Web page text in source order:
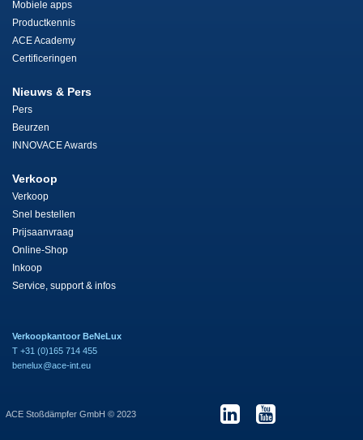
Mobiele apps
Productkennis
ACE Academy
Certificeringen
Nieuws & Pers
Pers
Beurzen
INNOVACE Awards
Verkoop
Verkoop
Snel bestellen
Prijsaanvraag
Online-Shop
Inkoop
Service, support & infos
Verkoopkantoor BeNeLux
T +31 (0)165 714 455
benelux@ace-int.eu
ACE Stoßdämpfer GmbH © 2023